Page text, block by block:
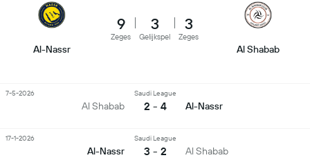
Al-Nassr
9
Zeges
3
Gelijkspel
3
Zeges
Al Shabab
Al Shabab
Saudi League
2 - 4 Al-Nassr
7-5-2026
Al-Nassr
Saudi League
3 - 2 Al Shabab
17-1-2026